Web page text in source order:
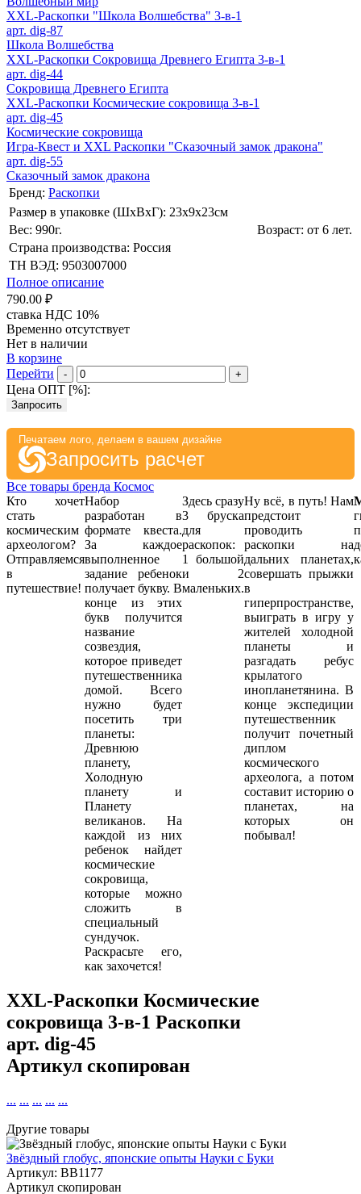
XXL-Раскопки "Школа Волшебства" 3-в-1
арт. dig-87
Школа Волшебства
XXL-Раскопки Сокровища Древнего Египта 3-в-1
арт. dig-44
Сокровища Древнего Египта
XXL-Раскопки Космические сокровища 3-в-1
арт. dig-45
Космические сокровища
Игра-Квест и XXL Раскопки "Сказочный замок дракона"
арт. dig-55
Сказочный замок дракона
Бренд: Раскопки
Размер в упаковке (ШхВxГ): 23х9х23cм
Вес: 990г.
Возраст: от 6 лет.
Страна производства: Россия
ТН ВЭД: 9503007000
Полное описание
790.00 ₽
ставка НДС 10%
Временно отсутствует
Нет в наличии
В корзине
Перейти
- +
Цена ОПТ [%]:
Запросить
Печатаем лого, делаем в вашем дизайне
Запросить расчет
Все товары бренда Космос
Кто хочет
стать
космическим
археологом?
Отправляемся
в
путешествие!
Набор
разработан в
формате квеста.
За каждое
выполненное
задание ребенок
получает букву. В
конце из этих
букв получится
название
созвездия,
которое приведет
путешественника
домой. Всего
нужно будет
посетить три
планеты:
Древнюю
планету,
Холодную
планету и
Планету
великанов. На
каждой из них
ребенок найдет
космические
сокровища,
которые можно
сложить в
специальный
сундучок.
Раскрасьте его,
как захочется!
Здесь сразу
3 бруска
для
раскопок:
1 большой
и 2
маленьких.
Ну всё, в путь! Нам
предстоит
проводить
раскопки на
дальних планетах,
совершать прыжки
в
гиперпространстве,
выиграть в игру у
жителей холодной
планеты и
разгадать ребус
крылатого
инопланетянина. В
конце экспедиции
путешественник
получит почетный
диплом
космического
археолога, а потом
составит историю о
планетах, на
которых он
побывал!
XXL-Раскопки Космические
сокровища 3-в-1 Раскопки
арт. dig-45
Артикул скопирован
... ... ... ... ...
Другие товары
Звёздный глобус, японские опыты Науки с Буки
Артикул: BB1177
Артикул скопирован